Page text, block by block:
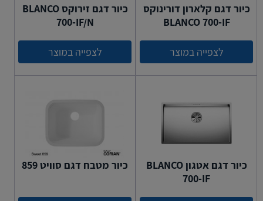
כיור דגם קלארון דורינוקס
BLANCO 700-IF
לצפייה במוצר
כיור דגם זירוקס BLANCO
700-IF/N
לצפייה במוצר
כיור דגם אטגון BLANCO
700-IF
כיור מטבח דגם סוויט 859